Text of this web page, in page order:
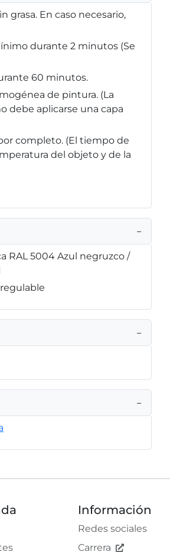
grasa. En caso necesario,
durante 2 minutos (Se
60 minutos.
de pintura. (La
debe aplicarse una capa
completo. (El tiempo de
del objeto y de la
−
RAL 5004 Azul negruzco /
−
−
Información
Redes sociales
Carrera